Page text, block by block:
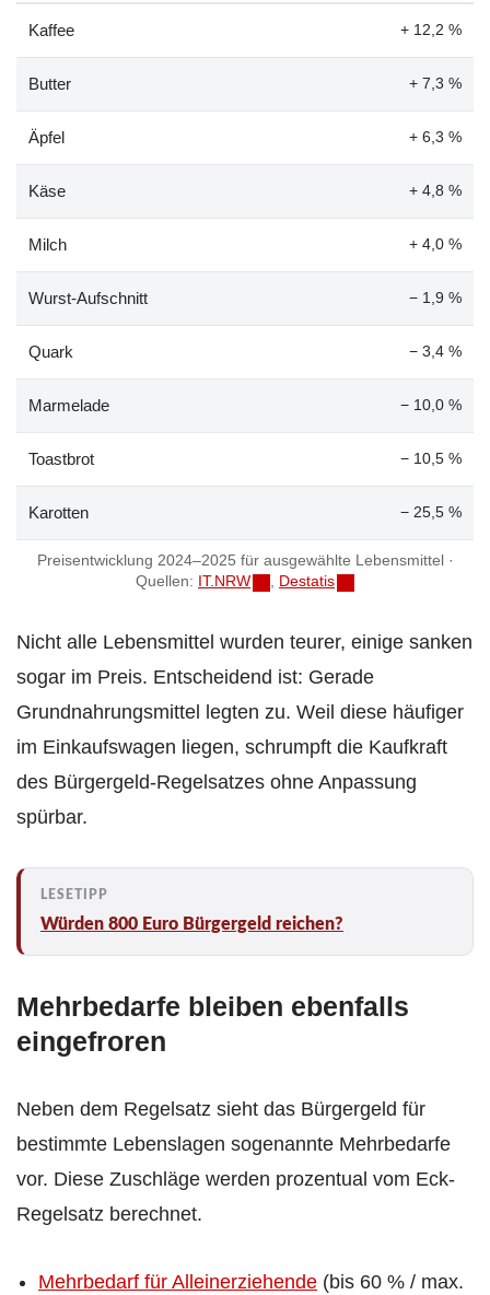
Preisentwicklung 2024–2025 für ausgewählte Lebensmittel ·
Quellen: IT.NRW , Destatis
Kaffee + 12,2 %
Butter + 7,3 %
Äpfel + 6,3 %
Käse + 4,8 %
Milch + 4,0 %
Wurst-Aufschnitt − 1,9 %
Quark − 3,4 %
Marmelade − 10,0 %
Toastbrot − 10,5 %
Karotten − 25,5 %
Nicht alle Lebensmittel wurden teurer, einige sanken
sogar im Preis. Entscheidend ist: Gerade
Grundnahrungsmittel legten zu. Weil diese häufiger
im Einkaufswagen liegen, schrumpft die Kaufkraft
des Bürgergeld-Regelsatzes ohne Anpassung
spürbar.
Würden 800 Euro Bürgergeld reichen?
Mehrbedarfe bleiben ebenfalls
eingefroren
Neben dem Regelsatz sieht das Bürgergeld für
bestimmte Lebenslagen sogenannte Mehrbedarfe
vor. Diese Zuschläge werden prozentual vom Eck-
Regelsatz berechnet.
Mehrbedarf für Alleinerziehende (bis 60 % / max.